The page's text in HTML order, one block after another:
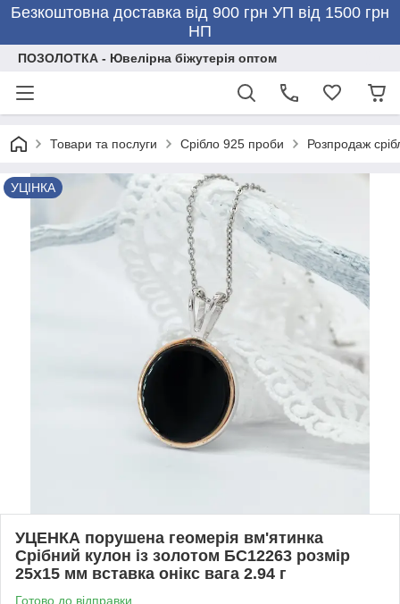
Безкоштовна доставка від 900 грн УП від 1500 грн
НП
ПОЗОЛОТКА - Ювелірна біжутерія оптом
Товари та послуги Срібло 925 проби Розпродаж
УЦІНКА
УЦЕНКА порушена геомерія вм'ятинка
Срібний кулон із золотом БС12263 розмір
25х15 мм вставка онікс вага 2.94 г
Готово до відправки